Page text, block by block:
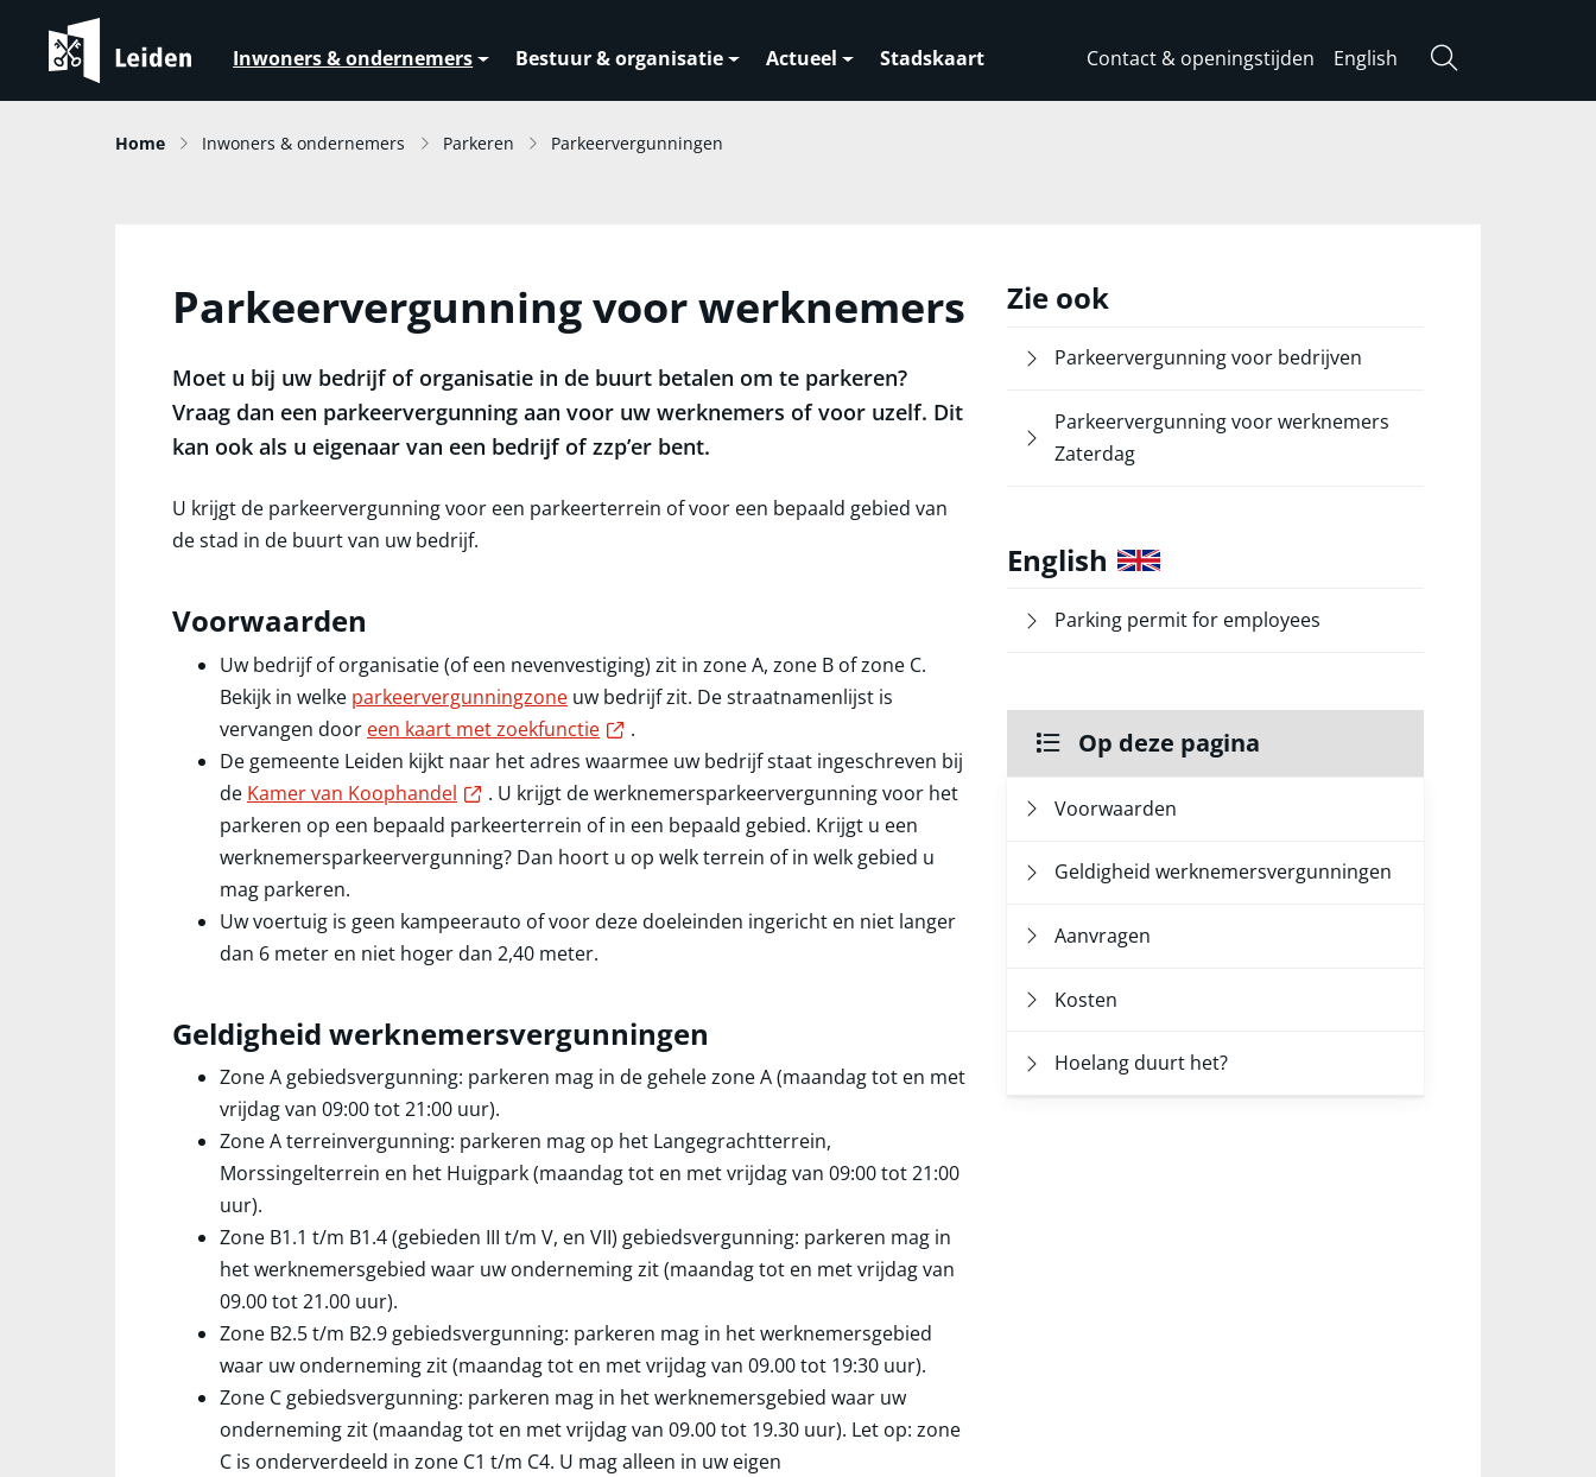
Inwoners & ondernemers Bestuur & organisatie Actueel Stadskaart Contact & openingstijden English Zoeken
Home Inwoners & ondernemers Parkeren Parkeervergunningen
Parkeervergunning voor werknemers
Moet u bij uw bedrijf of organisatie in de buurt betalen om te parkeren?
Vraag dan een parkeervergunning aan voor uw werknemers of voor uzelf. Dit
kan ook als u eigenaar van een bedrijf of zzp’er bent.
U krijgt de parkeervergunning voor een parkeerterrein of voor een bepaald gebied van
de stad in de buurt van uw bedrijf.
Voorwaarden
Uw bedrijf of organisatie (of een nevenvestiging) zit in zone A, zone B of zone C.
Bekijk in welke parkeervergunningzone uw bedrijf zit. De straatnamenlijst is
vervangen door een kaart met zoekfunctie Externe link
.
De gemeente Leiden kijkt naar het adres waarmee uw bedrijf staat ingeschreven bij
de Kamer van Koophandel Externe link
. U krijgt de werknemersparkeervergunning voor het
parkeren op een bepaald parkeerterrein of in een bepaald gebied. Krijgt u een
werknemersparkeervergunning? Dan hoort u op welk terrein of in welk gebied u
mag parkeren.
Uw voertuig is geen kampeerauto of voor deze doeleinden ingericht en niet langer
dan 6 meter en niet hoger dan 2,40 meter.
Geldigheid werknemersvergunningen
Zone A gebiedsvergunning: parkeren mag in de gehele zone A (maandag tot en met
vrijdag van 09:00 tot 21:00 uur).
Zone A terreinvergunning: parkeren mag op het Langegrachtterrein,
Morssingelterrein en het Huigpark (maandag tot en met vrijdag van 09:00 tot 21:00
uur).
Zone B1.1 t/m B1.4 (gebieden III t/m V, en VII) gebiedsvergunning: parkeren mag in
het werknemersgebied waar uw onderneming zit (maandag tot en met vrijdag van
09.00 tot 21.00 uur).
Zone B2.5 t/m B2.9 gebiedsvergunning: parkeren mag in het werknemersgebied
waar uw onderneming zit (maandag tot en met vrijdag van 09.00 tot 19:30 uur).
Zone C gebiedsvergunning: parkeren mag in het werknemersgebied waar uw
onderneming zit (maandag tot en met vrijdag van 09.00 tot 19.30 uur). Let op: zone
C is onderverdeeld in zone C1 t/m C4. U mag alleen in uw eigen
Zie ook
Parkeervergunning voor bedrijven
Parkeervergunning voor werknemers
Zaterdag
English
Parking permit for employees
Op deze pagina
Voorwaarden
Geldigheid werknemersvergunningen
Aanvragen
Kosten
Hoelang duurt het?